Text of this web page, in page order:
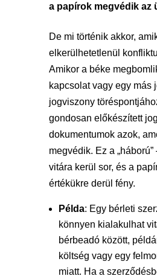
a papírok megvédik az
De mi történik akkor,
elkerülhetetlenül
Amikor a béke
kapcsolat vagy egy más
jogviszony
gondosan előkészített
dokumentumok azok,
megvédik. Ez a
vitára kerül sor, és a
értékükre derül fény.
Példa: Egy bérleti
könnyen kialakulhat
bérbeadó között,
költség vagy egy
miatt. Ha a